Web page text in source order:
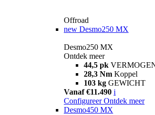
Offroad
new Desmo250 MX
Desmo250 MX
Ontdek meer
44,5 pk
28,3 Nm Koppel
103 kg GEWICHT
Vanaf €11.490 i
Configureer Ontdek meer
Desmo450 MX